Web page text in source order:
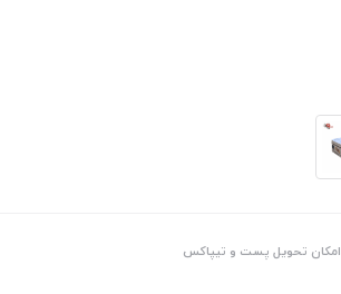
امکان تحویل پست و تیپاکس